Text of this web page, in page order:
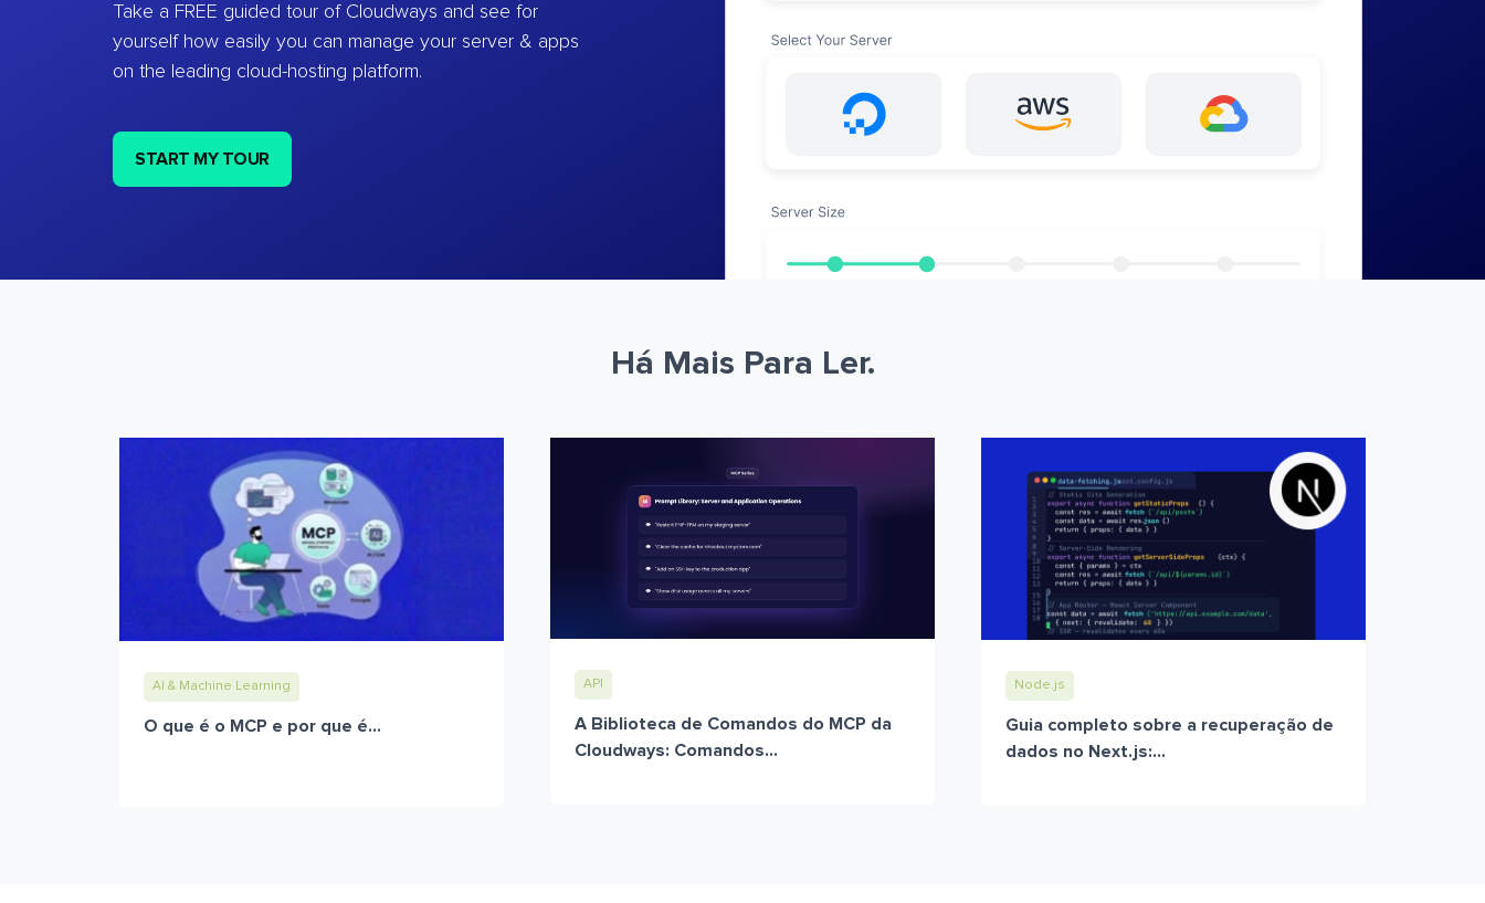
Take a FREE guided tour of Cloudways and see for
yourself how easily you can manage your server & apps
on the leading cloud-hosting platform.
START MY TOUR
Há Mais Para Ler.
AI & Machine Learning
O que é o MCP e por que é...
API
A Biblioteca de Comandos do MCP da
Cloudways: Comandos...
Node.js
Guia completo sobre a recuperação de
dados no Next.js:...